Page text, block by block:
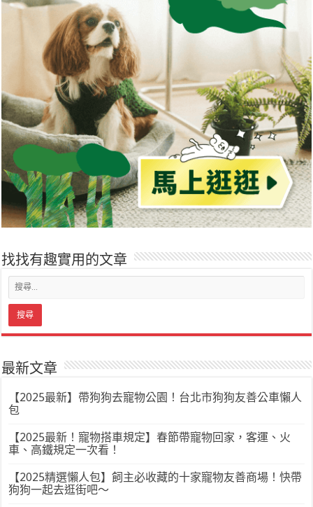
找找有趣實用的文章
最新文章
【2025最新】帶狗狗去寵物公園！台北市狗狗友善公車懶人
包
【2025最新！寵物搭車規定】春節帶寵物回家，客運、火
車、高鐵規定一次看！
【2025精選懶人包】飼主必收藏的十家寵物友善商場！快帶
狗狗一起去逛街吧～